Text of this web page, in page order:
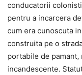
conducatorii
pentru a incarcera
cum era cunoscuta
construita pe o
portabile de pamant,
incandescente.